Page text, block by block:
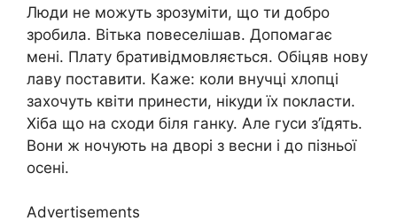
Люди не можуть зрозуміти, що ти добро
зробила. Вітька повеселішав. Допомагає
мені. Плату бративідмовляється. Обіцяв нову
лаву поставити. Каже: коли внучці хлопці
захочуть квіти принести, нікуди їх покласти.
Хіба що на сходи біля ганку. Але гуси з’їдять.
Вони ж ночують на дворі з весни і до пізньої
осені.
Advertisements